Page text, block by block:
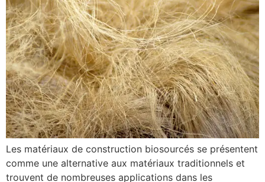
Les matériaux de construction biosourcés se présentent
comme une alternative aux matériaux traditionnels et
trouvent de nombreuses applications dans les